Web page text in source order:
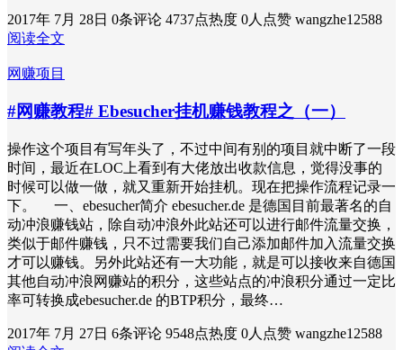
2017年 7月 28日 0条评论 4737点热度 0人点赞 wangzhe12588
阅读全文
网赚项目
#网赚教程# Ebesucher挂机赚钱教程之（一）
操作这个项目有写年头了，不过中间有别的项目就中断了一段
时间，最近在LOC上看到有大佬放出收款信息，觉得没事的
时候可以做一做，就又重新开始挂机。现在把操作流程记录一
下。 一、ebesucher简介 ebesucher.de 是德国目前最著名的自
动冲浪赚钱站，除自动冲浪外此站还可以进行邮件流量交换，
类似于邮件赚钱，只不过需要我们自己添加邮件加入流量交换
才可以赚钱。另外此站还有一大功能，就是可以接收来自德国
其他自动冲浪网赚站的积分，这些站点的冲浪积分通过一定比
率可转换成ebesucher.de 的BTP积分，最终…
2017年 7月 27日 6条评论 9548点热度 0人点赞 wangzhe12588